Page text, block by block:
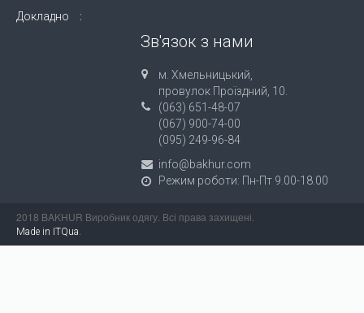
Докладно
Зв'язок з нами
м. Хмельницький,
провулок Проїздний, 10.
(063) 651-48-07
(067) 900-74-00
(095) 249-96-84
info@bakhur.com
Режим роботи: Пн-Пт 9.00-18.00
2018 BAKHUR Виробник одягу. Всі права захищені.
Made in ITQua